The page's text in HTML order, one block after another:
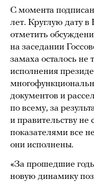
С момента
лет. Круглую дату
отметить
на заседании
замаха осталось не
исполнения
документов и
по всему, за
и правительству
показателями все
они исполнены.
«За прошедшие
новую динамику